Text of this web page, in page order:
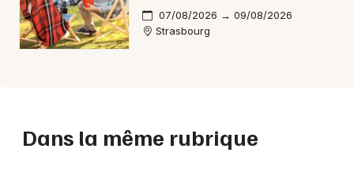
07/08/2026 → 09/08/2026
Strasbourg
Dans la même rubrique